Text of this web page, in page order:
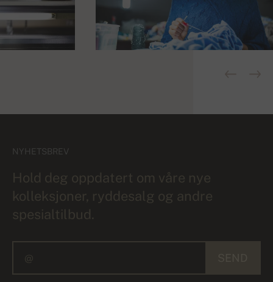
NYHETSBREV
Hold deg oppdatert om våre nye
kolleksjoner, ryddesalg og andre
spesialtilbud.